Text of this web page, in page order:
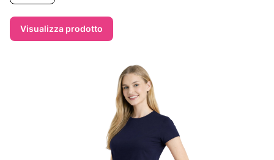
Visualizza prodotto